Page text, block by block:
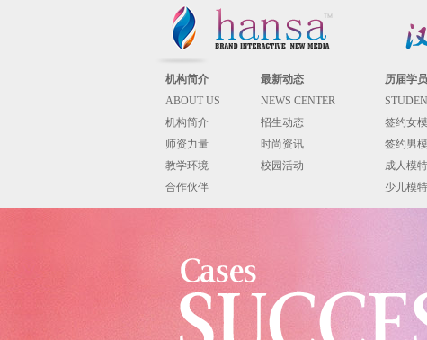
机构简介 最新动态 历届学员
ABOUT US
NEWS CENTER
机构简介
招生动态 签约女模
师资力量
时尚资讯 签约男模
教学环境
校园活动 成人模
合作伙伴
少儿模